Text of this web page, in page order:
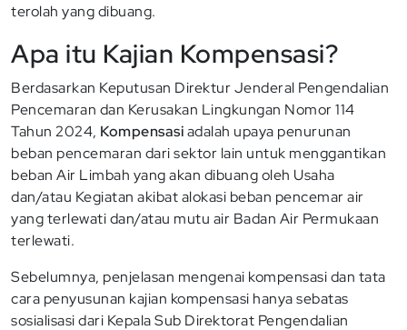
terolah yang dibuang.
Apa itu Kajian Kompensasi?
Berdasarkan Keputusan Direktur Jenderal Pengendalian
Pencemaran dan Kerusakan Lingkungan Nomor 114
Tahun 2024, Kompensasiadalah upaya penurunan
beban pencemaran dari sektor lain untuk menggantikan
beban Air Limbah yang akan dibuang oleh Usaha
dan/atau Kegiatan akibat alokasi beban pencemar air
yang terlewati dan/atau mutu air Badan Air Permukaan
terlewati.
Sebelumnya, penjelasan mengenai kompensasi dan tata
cara penyusunan kajian kompensasi hanya sebatas
sosialisasi dari Kepala Sub Direktorat Pengendalian